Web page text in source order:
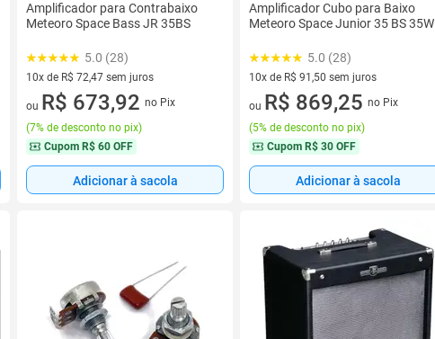
Amplificador para Contrabaixo
Meteoro Space Bass JR 35BS
5.0 (28)
10x de R$ 72,47 sem juros
10 vez de R$ 72,47 sem juros
ou R$ 673,92 no Pix
(7% de desconto no pix)
Cupom R$ 60 OFF
Adicionar à sacola
Amplificador Cubo para Baixo
Meteoro Space Junior 35 BS 35W
5.0 (28)
10x de R$ 91,50 sem juros
10 vez de R$ 91,50 sem juros
ou R$ 869,25 no Pix
(5% de desconto no pix)
Cupom R$ 30 OFF
Adicionar à sacola